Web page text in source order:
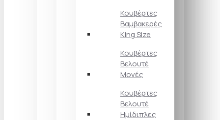
Κουβέρτες
Βαμβακερές
King Size
Κουβέρτες
Βελουτέ
Μονές
Κουβέρτες
Βελουτέ
Ημίδιπλες